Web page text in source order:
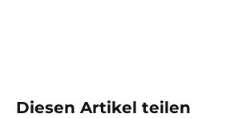
Diesen Artikel teilen